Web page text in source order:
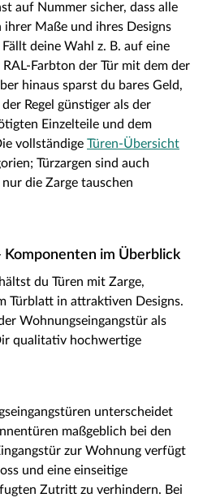
auf Nummer sicher, dass alle
Maße und ihres Designs
deine Wahl z. B. auf eine
Farbton der Tür mit dem der
hinaus sparst du bares Geld,
Regel günstiger als der
Einzelteile und dem
vollständige Türen-Übersicht
Türzargen sind auch
die Zarge tauschen
Komponenten im Überblick
du Türen mit Zarge,
Türblatt in attraktiven Designs.
Wohnungseingangstür als
qualitativ hochwertige
unterscheidet
maßgeblich bei den
zur Wohnung verfügt
und eine einseitige
Zutritt zu verhindern. Bei